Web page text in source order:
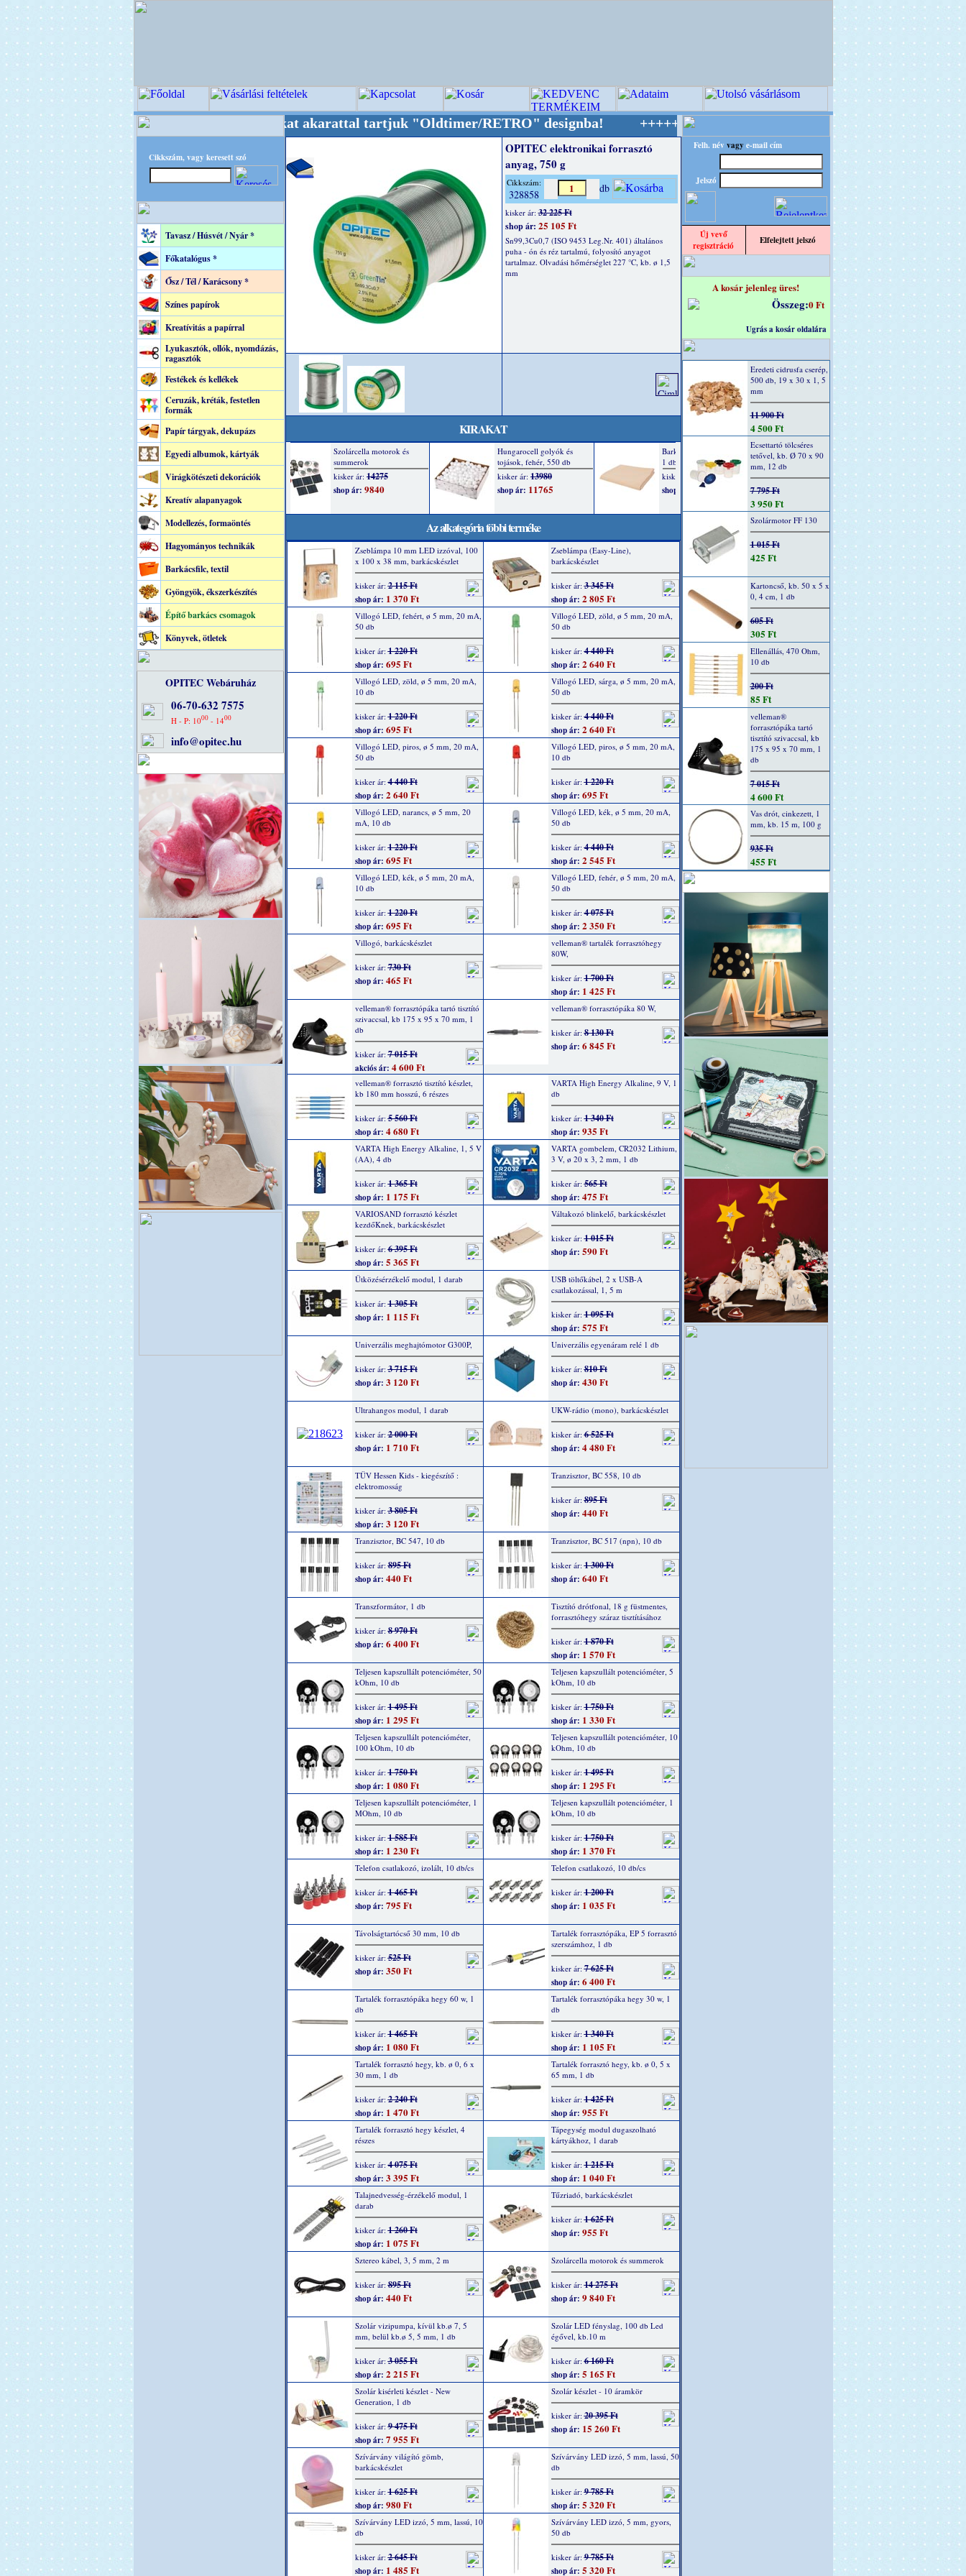
Cikkszám, vagy keresett szó
Tavasz / Húsvét / Nyár *
Főkatalógus *
Ősz / Tél / Karácsony *
Színes papírok
Kreatívitás a papírral
Lyukasztók, ollók, nyomdázás,
ragasztók
Festékek és kellékek
Ceruzák, kréták, festetlen
formák
Papír tárgyak, dekupázs
Egyedi albumok, kártyák
Virágkötészeti dekorációk
Kreatív alapanyagok
Modellezés, formaöntés
Hagyományos technikák
Barkácsfilc, textil
Gyöngyök, ékszerkészítés
Építő barkács csomagok
Könyvek, ötletek
OPITEC Webáruház
06-70-632 7575
H - P: 1000 - 1400
info@opitec.hu
Világ Mestere! +++++++ Oldalunkat akarattal tartjuk "Oldtimer/RETRO" designba! +++++++ OPITEC - A Kreatív Világ Mestere! +++++++
OPITEC elektronikai forrasztó
anyag, 750 g
Cikkszám:
328858 db
kisker ár:32 225 Ft
shop ár: 25 105 Ft
Sn99,3Cu0,7 (ISO 9453 Leg.Nr. 401) általános
puha - ón és réz tartalmú, folyosító anyagot
tartalmaz. Olvadási hőmérséglet 227 °C, kb. ø 1,5
mm
KIRAKAT
Az alkategória többi terméke
Zseblámpa 10 mm LED izzóval, 100
x 100 x 38 mm, barkácskészlet
kisker ár:2 115 Ft
shop ár: 1 370 Ft
Zseblámpa (Easy-Line),
barkácskészlet
kisker ár:3 345 Ft
shop ár: 2 805 Ft
Villogó LED, fehért, ø 5 mm, 20 mA,
50 db
kisker ár:1 220 Ft
shop ár: 695 Ft
Villogó LED, zöld, ø 5 mm, 20 mA,
50 db
kisker ár:4 440 Ft
shop ár: 2 640 Ft
Villogó LED, zöld, ø 5 mm, 20 mA,
10 db
kisker ár:1 220 Ft
shop ár: 695 Ft
Villogó LED, sárga, ø 5 mm, 20 mA,
50 db
kisker ár:4 440 Ft
shop ár: 2 640 Ft
Villogó LED, piros, ø 5 mm, 20 mA,
50 db
kisker ár:4 440 Ft
shop ár: 2 640 Ft
Villogó LED, piros, ø 5 mm, 20 mA,
10 db
kisker ár:1 220 Ft
shop ár: 695 Ft
Villogó LED, narancs, ø 5 mm, 20
mA, 10 db
kisker ár:1 220 Ft
shop ár: 695 Ft
Villogó LED, kék, ø 5 mm, 20 mA,
50 db
kisker ár:4 440 Ft
shop ár: 2 545 Ft
Villogó LED, kék, ø 5 mm, 20 mA,
10 db
kisker ár:1 220 Ft
shop ár: 695 Ft
Villogó LED, fehér, ø 5 mm, 20 mA,
50 db
kisker ár:4 075 Ft
shop ár: 2 350 Ft
Villogó, barkácskészlet
kisker ár:730 Ft
shop ár: 465 Ft
velleman® tartalék forrasztóhegy
80W,
kisker ár:1 700 Ft
shop ár: 1 425 Ft
velleman® forrasztópáka tartó tisztító
szivaccsal, kb 175 x 95 x 70 mm, 1
db
kisker ár:7 015 Ft
akciós ár: 4 600 Ft
velleman® forrasztópáka 80 W,
kisker ár:8 130 Ft
shop ár: 6 845 Ft
velleman® forrasztó tisztító készlet,
kb 180 mm hosszú, 6 részes
kisker ár:5 560 Ft
shop ár: 4 680 Ft
VARTA High Energy Alkaline, 9 V, 1
db
kisker ár:1 340 Ft
shop ár: 935 Ft
VARTA High Energy Alkaline, 1, 5 V
(AA), 4 db
kisker ár:1 365 Ft
shop ár: 1 175 Ft
VARTA gombelem, CR2032 Lithium,
3 V, ø 20 x 3, 2 mm, 1 db
kisker ár:565 Ft
shop ár: 475 Ft
VARIOSAND forrasztó készlet
kezdőKnek, barkácskészlet
kisker ár:6 395 Ft
shop ár: 5 365 Ft
Váltakozó blinkelő, barkácskészlet
kisker ár:1 015 Ft
shop ár: 590 Ft
Ütközésérzékelő modul, 1 darab
kisker ár:1 305 Ft
shop ár: 1 115 Ft
USB töltőkábel, 2 x USB-A
csatlakozással, 1, 5 m
kisker ár:1 095 Ft
shop ár: 575 Ft
Univerzális meghajtómotor G300P,
kisker ár:3 715 Ft
shop ár: 3 120 Ft
Univerzális egyenáram relé 1 db
kisker ár:810 Ft
shop ár: 430 Ft
Ultrahangos modul, 1 darab
kisker ár:2 000 Ft
shop ár: 1 710 Ft
UKW-rádio (mono), barkácskészlet
kisker ár:6 525 Ft
shop ár: 4 480 Ft
TÜV Hessen Kids - kiegészítő :
elektromosság
kisker ár:3 805 Ft
shop ár: 3 120 Ft
Tranzisztor, BC 558, 10 db
kisker ár:895 Ft
shop ár: 440 Ft
Tranzisztor, BC 547, 10 db
kisker ár:895 Ft
shop ár: 440 Ft
Tranzisztor, BC 517 (npn), 10 db
kisker ár:1 300 Ft
shop ár: 640 Ft
Transzformátor, 1 db
kisker ár:8 970 Ft
shop ár: 6 400 Ft
Tisztító drótfonal, 18 g füstmentes,
forrasztóhegy száraz tisztításához
kisker ár:1 870 Ft
shop ár: 1 570 Ft
Teljesen kapszullált potencióméter, 50
kOhm, 10 db
kisker ár:1 495 Ft
shop ár: 1 295 Ft
Teljesen kapszullált potencióméter, 5
kOhm, 10 db
kisker ár:1 750 Ft
shop ár: 1 330 Ft
Teljesen kapszullált potencióméter,
100 kOhm, 10 db
kisker ár:1 750 Ft
shop ár: 1 080 Ft
Teljesen kapszullált potencióméter, 10
kOhm, 10 db
kisker ár:1 495 Ft
shop ár: 1 295 Ft
Teljesen kapszullált potencióméter, 1
MOhm, 10 db
kisker ár:1 585 Ft
shop ár: 1 230 Ft
Teljesen kapszullált potencióméter, 1
kOhm, 10 db
kisker ár:1 750 Ft
shop ár: 1 370 Ft
Telefon csatlakozó, izolált, 10 db/cs
kisker ár:1 465 Ft
shop ár: 795 Ft
Telefon csatlakozó, 10 db/cs
kisker ár:1 200 Ft
shop ár: 1 035 Ft
Távolságtartócső 30 mm, 10 db
kisker ár:525 Ft
shop ár: 350 Ft
Tartalék forrasztópáka, EP 5 forrasztó
szerszámhoz, 1 db
kisker ár:7 625 Ft
shop ár: 6 400 Ft
Tartalék forrasztópáka hegy 60 w, 1
db
kisker ár:1 465 Ft
shop ár: 1 080 Ft
Tartalék forrasztópáka hegy 30 w, 1
db
kisker ár:1 340 Ft
shop ár: 1 105 Ft
Tartalék forrasztó hegy, kb. ø 0, 6 x
30 mm, 1 db
kisker ár:2 240 Ft
shop ár: 1 470 Ft
Tartalék forrasztó hegy, kb. ø 0, 5 x
65 mm, 1 db
kisker ár:1 425 Ft
shop ár: 955 Ft
Tartalék forrasztó hegy készlet, 4
részes
kisker ár:4 075 Ft
shop ár: 3 395 Ft
Tápegység modul dugaszolható
kártyákhoz, 1 darab
kisker ár:1 215 Ft
shop ár: 1 040 Ft
Talajnedvesség-érzékelő modul, 1
darab
kisker ár:1 260 Ft
shop ár: 1 075 Ft
Tűzriadó, barkácskészlet
kisker ár:1 625 Ft
shop ár: 955 Ft
Sztereo kábel, 3, 5 mm, 2 m
kisker ár:895 Ft
shop ár: 440 Ft
Szolárcella motorok és summerok
kisker ár:14 275 Ft
shop ár: 9 840 Ft
Szolár vizipumpa, kívül kb.ø 7, 5
mm, belül kb.ø 5, 5 mm, 1 db
kisker ár:3 055 Ft
shop ár: 2 215 Ft
Szolár LED fényslag, 100 db Led
égővel, kb.10 m
kisker ár:6 160 Ft
shop ár: 5 165 Ft
Szolár kisérleti készlet - New
Generation, 1 db
kisker ár:9 475 Ft
shop ár: 7 955 Ft
Szolár készlet - 10 áramkör
kisker ár:20 395 Ft
shop ár: 15 260 Ft
Szívárvány világító gömb,
barkácskészlet
kisker ár:1 625 Ft
shop ár: 980 Ft
Szívárvány LED izzó, 5 mm, lassú, 50
db
kisker ár:9 785 Ft
shop ár: 5 320 Ft
Szívárvány LED izzó, 5 mm, lassú, 10
db
kisker ár:2 645 Ft
shop ár: 1 485 Ft
Szívárvány LED izzó, 5 mm, gyors,
50 db
kisker ár:9 785 Ft
shop ár: 5 320 Ft
Felh. név vagy e-mail cím
Jelszó
Új vevő
regisztráció
Elfelejtett jelszó
A kosár jelenleg üres!
Összeg:0 Ft
Ugrás a kosár oldalára
Eredeti cidrusfa cserép,
500 db, 19 x 30 x 1, 5
mm
11 900 Ft
4 500 Ft
Ecsettartó tölcséres
tetővel, kb. Ø 70 x 90
mm, 12 db
7 795 Ft
3 950 Ft
Szolármotor FF 130
1 015 Ft
425 Ft
Kartoncső, kb. 50 x 5 x
0, 4 cm, 1 db
605 Ft
305 Ft
Ellenállás, 470 Ohm,
10 db
200 Ft
85 Ft
velleman®
forrasztópáka tartó
tisztító szivaccsal, kb
175 x 95 x 70 mm, 1
db
7 015 Ft
4 600 Ft
Vas drót, cinkezett, 1
mm, kb. 15 m, 100 g
935 Ft
455 Ft